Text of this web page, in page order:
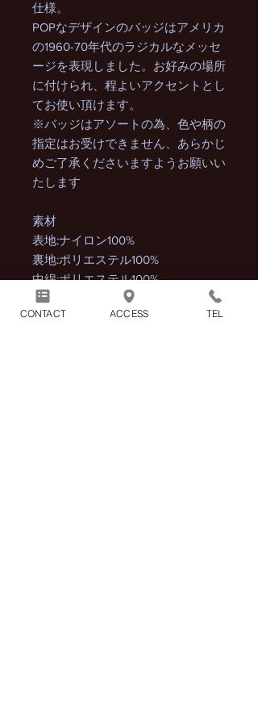
仕様。
POPなデザインのバッジはアメリカ
の1960-70年代のラジカルなメッセ
ージを表現しました。お好みの場所
に付けられ、程よいアクセントとし
てお使い頂けます。
※バッジはアソートの為、色や柄の
指定はお受けできません、あらかじ
めご了承くださいますようお願いい
たします
素材
表地:ナイロン100%
裏地:ポリエステル100%
中綿:ポリエステル100%
サイズ ※多少の前後はご了承くだ
CONTACT ACCESS TEL